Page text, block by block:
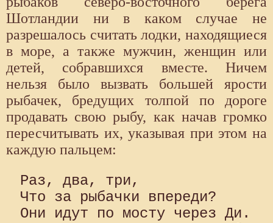
Шотландии ни в каком случае не
разрешалось считать лодки, находящиеся
в море, а также мужчин, женщин или
детей, собравшихся вместе. Ничем
нельзя было вызвать большей ярости
рыбачек, бредущих толпой по дороге
продавать свою рыбу, как начав громко
пересчитывать их, указывая при этом на
каждую пальцем:
Раз, два, три,
Что за рыбачки впереди?
Они идут по мосту через Ди.